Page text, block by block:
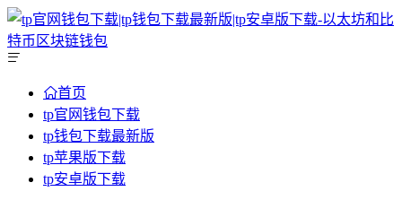
首页
tp官网钱包下载
tp钱包下载最新版
tp苹果版下载
tp安卓版下载